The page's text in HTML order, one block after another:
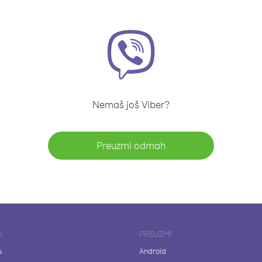
Nemaš još Viber?
Preuzmi odmah
PREUZMI
Android